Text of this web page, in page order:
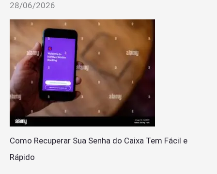
28/06/2026
Como Recuperar Sua Senha do Caixa Tem Fácil e
Rápido